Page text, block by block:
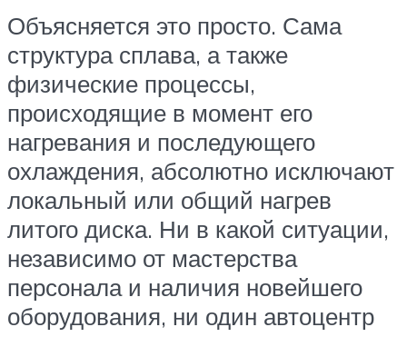
Объясняется это просто. Сама
структура сплава, а также
физические процессы,
происходящие в момент его
нагревания и последующего
охлаждения, абсолютно исключают
локальный или общий нагрев
литого диска. Ни в какой ситуации,
независимо от мастерства
персонала и наличия новейшего
оборудования, ни один автоцентр